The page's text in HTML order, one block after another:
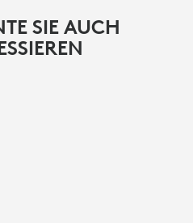
SIE AUCH